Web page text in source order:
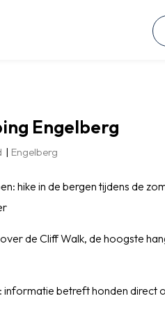
Engelberg
Engelberg
hike in de bergen tijdens de
de Cliff Walk, de hoogste
betreft honden direct